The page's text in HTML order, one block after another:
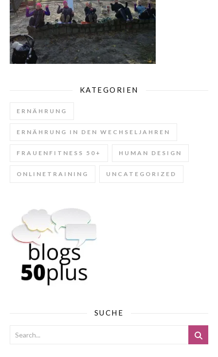
KATEGORIEN
ERNÄHRUNG
ERNÄHRUNG IN DEN WECHSELJAHREN
FRAUENFITNESS 50+ HUMAN DESIGN
ONLINETRAINING UNCATEGORIZED
SUCHE